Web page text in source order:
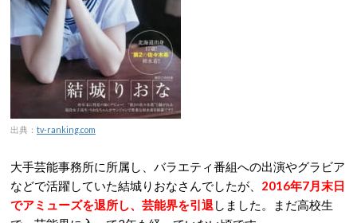
出典： tv-ranking.com
大手芸能事務所に所属し、バラエティ番組への出演やグラビア
などで活躍していた結城りおなさんでしたが、 2016年7月末日
でアミューズを退所し、芸能界を引退 しました。まだ高校生